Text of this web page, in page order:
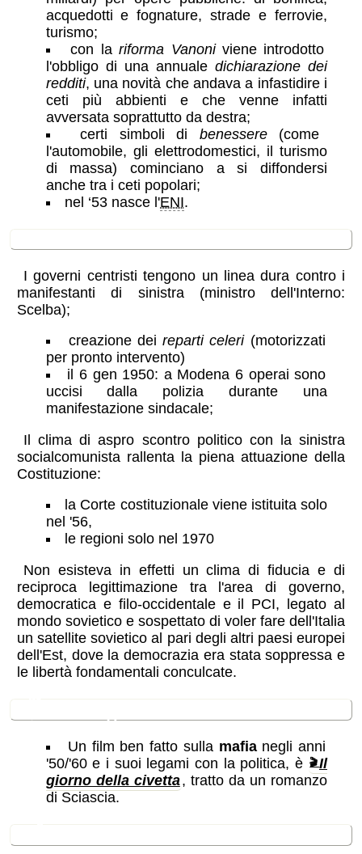
acquedotti e fognature, strade e ferrovie,
turismo;
con lariforma Vanoniviene introdotto
l'obbligo di una annuale dichiarazione dei
redditi, una novità che andava a infastidire i
ceti più abbienti e che venne infatti
avversata soprattutto da destra;
certi simboli di benessere(come
l'automobile, gli elettrodomestici, il turismo
di massa) cominciano a si diffondersi
anche tra i ceti popolari;
nel ‘53 nasce l'ENI.
I governi centristi tengono un linea dura contro i
manifestanti di sinistra (ministro dell'Interno:
Scelba);
creazione deireparti celeri(motorizzati
per pronto intervento)
il 6 gen 1950: a Modena 6 operai sono
uccisi dalla polizia durante una
manifestazione sindacale;
Il clima di aspro scontro politico con la sinistra
socialcomunista rallenta la piena attuazione della
Costituzione:
la Corte costituzionale viene istituita solo
nel '56,
le regioni solo nel 1970
Non esisteva in effetti un clima di fiducia e di
reciproca legittimazione tra l'area di governo,
democratica e filo-occidentale e il PCI, legato al
mondo sovietico e sospettato di voler fare dell'Italia
un satellite sovietico al pari degli altri paesi europei
dell'Est, dove la democrazia era stata soppressa e
le libertà fondamentali conculcate.
Un film ben fatto sulla mafianegli anni
'50/'60 e i suoi legami con la politica, è
Il
giorno della civetta, tratto da un romanzo
di Sciascia.